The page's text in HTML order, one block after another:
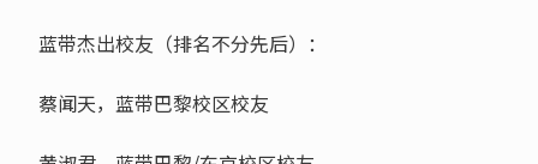
蓝带杰出校友（排名不分先后）：
蔡闻天，蓝带巴黎校区校友